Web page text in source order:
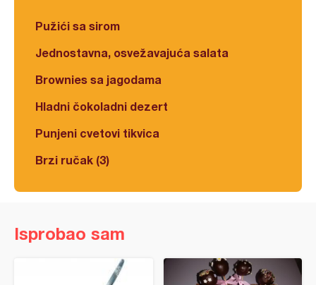
Pužići sa sirom
Jednostavna, osvežavajuća salata
Brownies sa jagodama
Hladni čokoladni dezert
Punjeni cvetovi tikvica
Brzi ručak (3)
Isprobao sam